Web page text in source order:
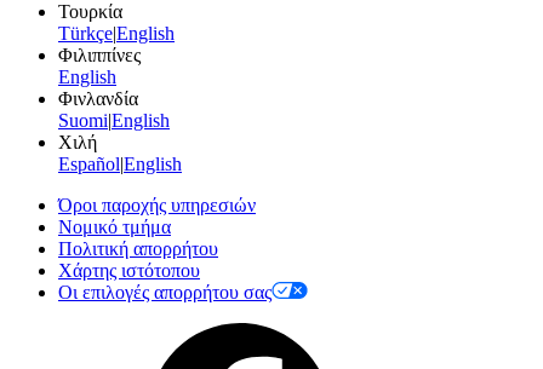
Τουρκία
Türkçe|English
Φιλιππίνες
English
Φινλανδία
Suomi|English
Χιλή
Español|English
Όροι παροχής υπηρεσιών
Νομικό τμήμα
Πολιτική απορρήτου
Χάρτης ιστότοπου
Οι επιλογές απορρήτου σας